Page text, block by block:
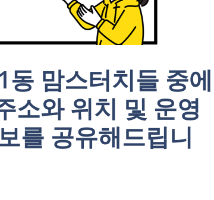
맘스터치들 중에
소와 위치 및 운영
를 공유해드립니